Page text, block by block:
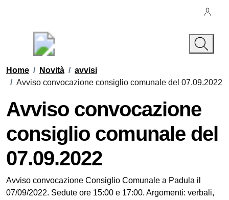
Contenuti in evidenza
Home / Novità / avvisi
/ Avviso convocazione consiglio comunale del 07.09.2022
Avviso convocazione
consiglio comunale del
07.09.2022
Dettagli della notizia
Avviso convocazione Consiglio Comunale a Padula il
07/09/2022. Sedute ore 15:00 e 17:00. Argomenti: verbali,